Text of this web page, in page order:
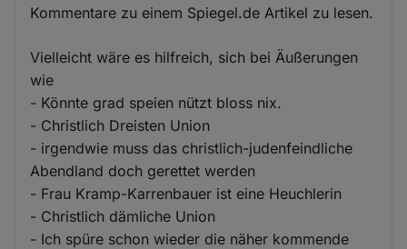
Kommentare zu einem Spiegel.de Artikel zu lesen.
Vielleicht wäre es hilfreich, sich bei Äußerungen
wie
- Könnte grad speien nützt bloss nix.
- Christlich Dreisten Union
- irgendwie muss das christlich-judenfeindliche
Abendland doch gerettet werden
- Frau Kramp-Karrenbauer ist eine Heuchlerin
- Christlich dämliche Union
- Ich spüre schon wieder die näher kommende